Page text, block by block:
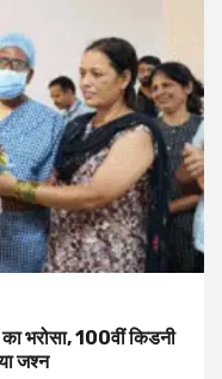
भरोसा, 100वीं किडनी
जश्न